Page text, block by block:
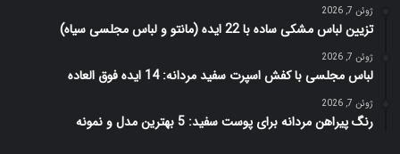
ژوئن 7, 2026
تزیین لباس مشکی ساده با 22 ایده (مانتو و لباس مجلسی سیاه)
ژوئن 7, 2026
لباس مجلسی با کفش اسپرت سفید مردانه: 14 ایده فوق العاده
ژوئن 7, 2026
رنگ پیراهن مردانه برای پوست سفید: 5 بهترین مدل و نمونه